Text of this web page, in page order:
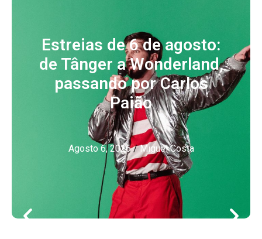
Estreias de 6 de agosto:
de Tânger a Wonderland,
passando por Carlos
Paião
Agosto 6, 2026 / Miguel Costa